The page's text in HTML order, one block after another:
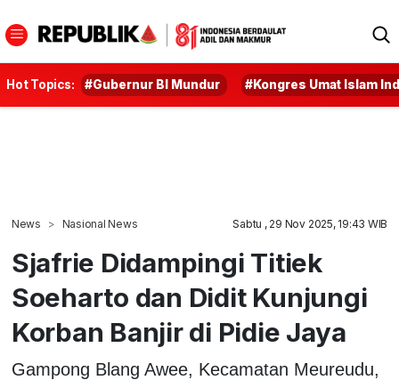
Hot Topics: #Gubernur BI Mundur #Kongres Umat Islam
News Nasional News Sabtu , 29 Nov 2025, 19:43 WIB
Sjafrie Didampingi Titiek
Soeharto dan Didit Kunjungi
Korban Banjir di Pidie Jaya
Gampong Blang Awee, Kecamatan Meureudu,